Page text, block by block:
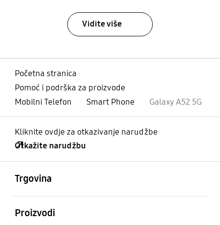
Vidite više
Početna stranica
Pomoć i podrška za proizvode
Mobilni Telefon
Smart Phone Galaxy A52 5G
Kliknite ovdje za otkazivanje narudžbe
Otkažite narudžbu
Trgovina
Proizvodi